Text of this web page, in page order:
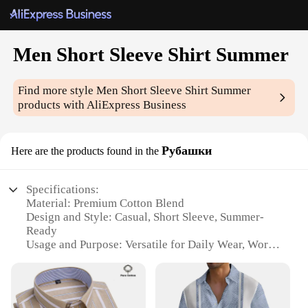
Men Short Sleeve Shirt Summer
Find more styleMen Short Sleeve Shirt Summer
products with AliExpress Business
Here are the products found in the Рубашки
Specifications:
Material: Premium Cotton Blend
Design and Style: Casual, Short Sleeve, Summer-
Ready
Usage and Purpose: Versatile for Daily Wear, Work,
Applicable Environment: Ideal for Warm Weather
Performance and Property: Lightweight, Breathable
Fabric